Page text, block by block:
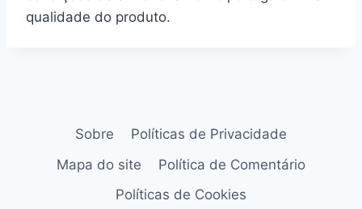
qualidade do produto.
Sobre
Políticas de Privacidade
Mapa do site
Política de Comentário
Políticas de Cookies